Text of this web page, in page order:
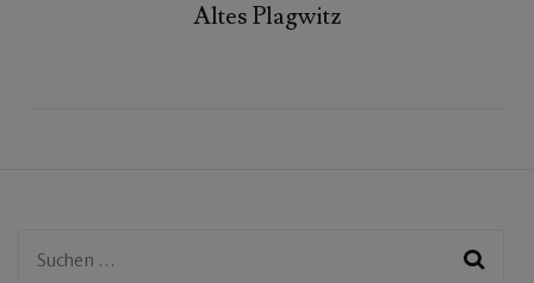
Altes Plagwitz
Suchen